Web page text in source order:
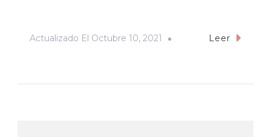
Actualizado El Octubre 10, 2021 Leer